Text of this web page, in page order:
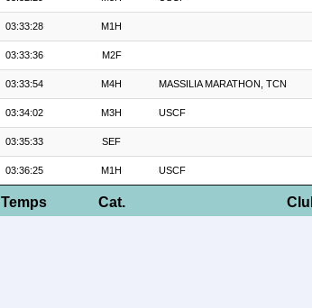
Temps Cat.
03:33:28 M1H
03:33:36 M2F
03:33:54 M4H MASSILIA MARATHON, TCN
03:34:02 M3H USCF
03:35:33 SEF
03:36:25 M1H USCF